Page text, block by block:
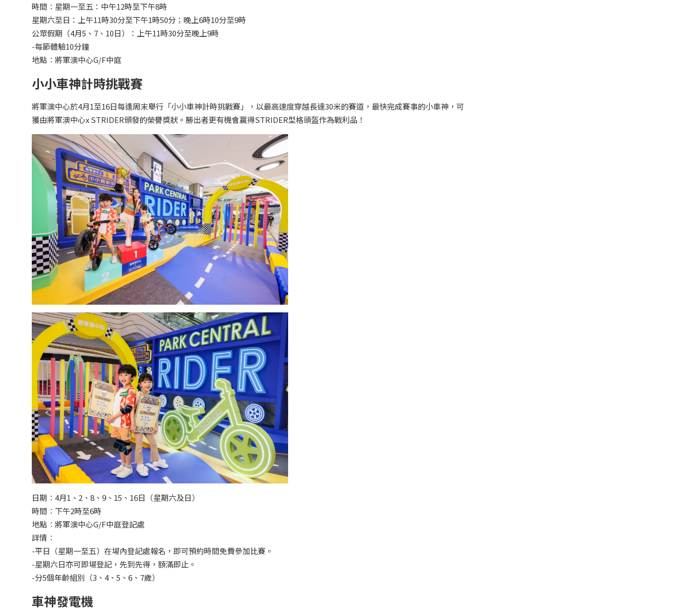
時間︰星期一至五：中午12時至下午8時
星期六至日：上午11時30分至下午1時50分；晚上6時10分至9時
公眾假期（4月5、7、10日）：上午11時30分至晚上9時
-每節體驗10分鐘
地點︰將軍澳中心G/F中庭
小小車神計時挑戰賽
將軍澳中心於4月1至16日每逢周末舉行「小小車神計時挑戰賽」，以最高速度穿越長達30米的賽道，最快完成賽事的小車神，可
獲由將軍澳中心x STRIDER頒發的榮譽獎狀。勝出者更有機會贏得STRIDER型格頭盔作為戰利品！
日期︰4月1、2、8、9、15、16日（星期六及日）
時間︰下午2時至6時
地點︰將軍澳中心G/F中庭登記處
詳情︰
-平日（星期一至五）在場內登記處報名，即可預約時間免費參加比賽。
-星期六日亦可即場登記，先到先得，額滿即止。
-分5個年齡組別（3、4、5、6、7歲）
車神發電機